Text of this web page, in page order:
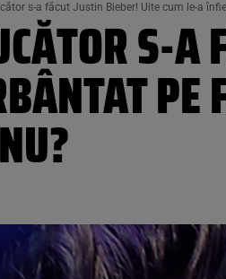
s-a făcut Justin Bieber! Uite cum le-a
S-
PE